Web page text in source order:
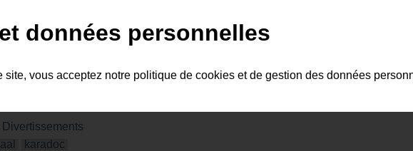
4 mois
Divertissements
karadoc
données personnelles
site, vous acceptez notre politique de cookies et de gestion des données